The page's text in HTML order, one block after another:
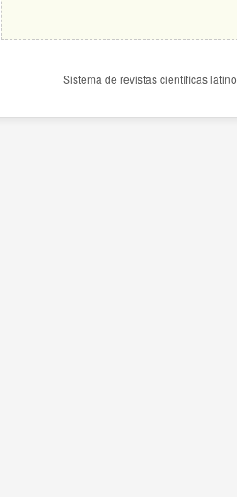
Sistema de revistas científicas